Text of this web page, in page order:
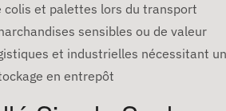
colis et palettes lors du transport
sensibles ou de valeur
et industrielles nécessitant
en entrepôt